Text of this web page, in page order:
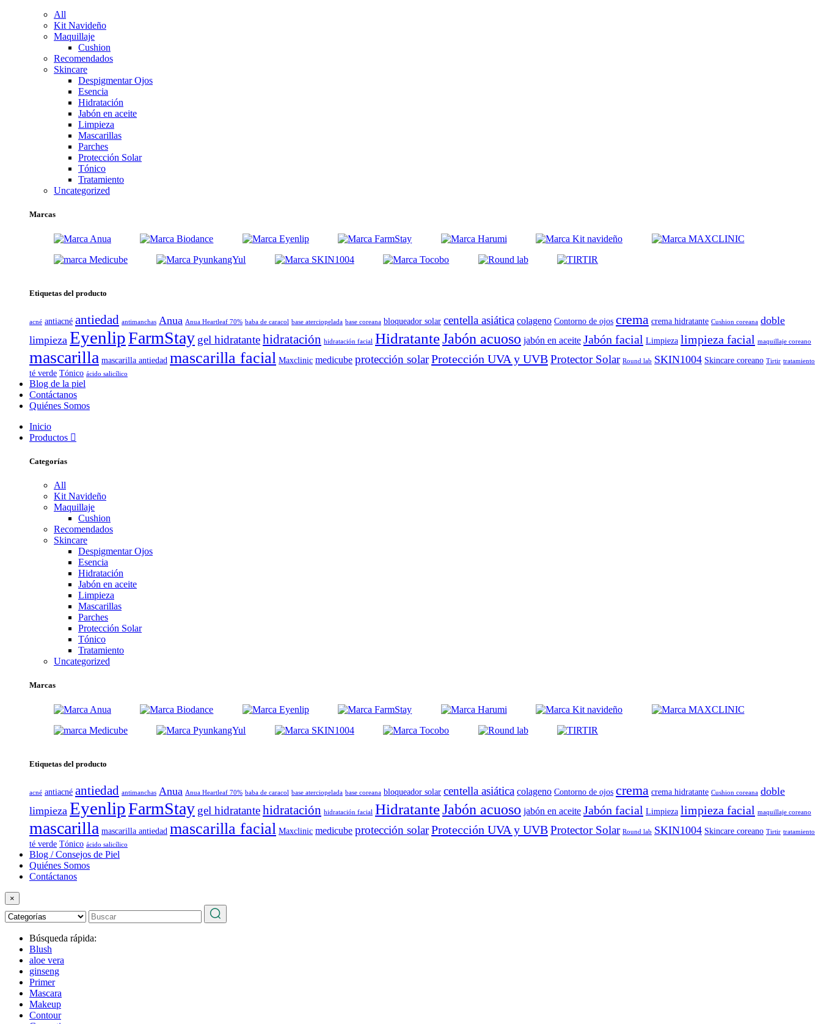
All
Kit Navideño
Maquillaje
Cushion
Recomendados
Skincare
Despigmentar Ojos
Esencia
Hidratación
Jabón en aceite
Limpieza
Mascarillas
Parches
Protección Solar
Tónico
Tratamiento
Uncategorized
Marcas
Etiquetas del producto
acné antiacné antiedad antimanchas Anua Anua Heartleaf 70% baba de caracol base aterciopelada base coreana bloqueador solar centella asiática colageno Contorno de ojos crema crema hidratante Cushion coreana doble
limpieza EyenlipFarmStay gel hidratantehidratación hidratación facial HidratanteJabón acuoso jabón en aceite Jabón facial Limpieza limpieza facial maquillaje coreano
mascarilla mascarilla antiedad mascarilla facial Maxclinic medicube protección solarProtección UVA y UVBProtector Solar Round lab SKIN1004 Skincare coreano Tirtir tratamiento
té verde Tónico ácido salicílico
Blog de la piel
Contáctanos
Quiénes Somos
Inicio
Productos
Categorías
All
Kit Navideño
Maquillaje
Cushion
Recomendados
Skincare
Despigmentar Ojos
Esencia
Hidratación
Jabón en aceite
Limpieza
Mascarillas
Parches
Protección Solar
Tónico
Tratamiento
Uncategorized
Marcas
Etiquetas del producto
acné antiacné antiedad antimanchas Anua Anua Heartleaf 70% baba de caracol base aterciopelada base coreana bloqueador solar centella asiática colageno Contorno de ojos crema crema hidratante Cushion coreana doble
limpieza EyenlipFarmStay gel hidratantehidratación hidratación facial HidratanteJabón acuoso jabón en aceite Jabón facial Limpieza limpieza facial maquillaje coreano
mascarilla mascarilla antiedad mascarilla facial Maxclinic medicube protección solarProtección UVA y UVBProtector Solar Round lab SKIN1004 Skincare coreano Tirtir tratamiento
té verde Tónico ácido salicílico
Blog / Consejos de Piel
Quiénes Somos
Contáctanos
×
Búsqueda rápida:
Blush
aloe vera
ginseng
Primer
Mascara
Makeup
Contour